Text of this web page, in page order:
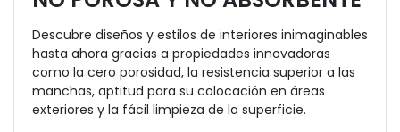
Descubre diseños y estilos de interiores inimaginables
hasta ahora gracias a propiedades innovadoras
como la cero porosidad, la resistencia superior a las
manchas, aptitud para su colocación en áreas
exteriores y la fácil limpieza de la superficie.